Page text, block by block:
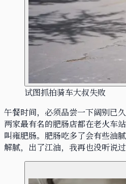
试图抓拍骑车大叔失败
午餐时间，必须品尝一下阔别已
两家最有名的肥肠店都在老火车
叫雍肥肠。肥肠吃多了会有些油
解腻，出了江油，我再也没听说过